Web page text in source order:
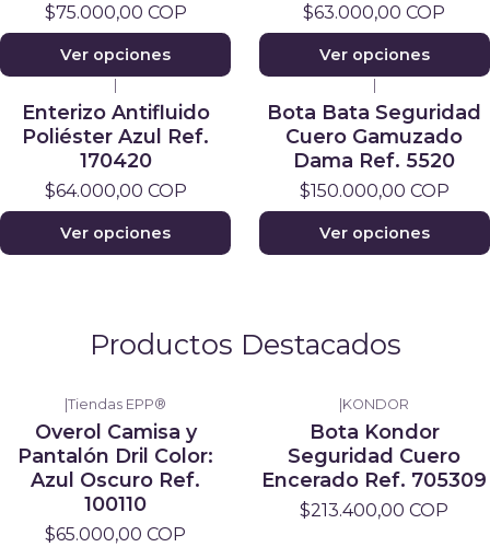
$75.000,00 COP
Ver opciones
$63.000,00 COP
Ver opciones
Enterizo Antifluido
Poliéster Azul Ref.
170420
$64.000,00 COP
Ver opciones
Bota Bata Seguridad
Cuero Gamuzado
Dama Ref. 5520
$150.000,00 COP
Ver opciones
Productos Destacados
|Tiendas EPP®
Overol Camisa y
Pantalón Dril Color:
Azul Oscuro Ref.
100110
$65.000,00 COP
KONDOR
Bota Kondor
Seguridad Cuero
Encerado Ref. 705309
$213.400,00 COP